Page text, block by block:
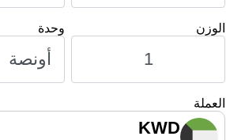
الوزن وحدة
العملة
KWD